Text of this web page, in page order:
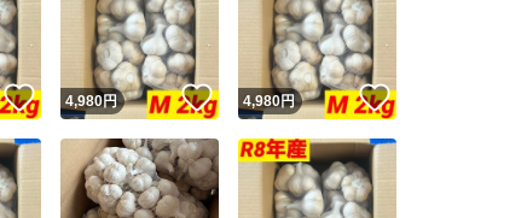
いいね！
4,980円 いいね！
4,980円 いいね！